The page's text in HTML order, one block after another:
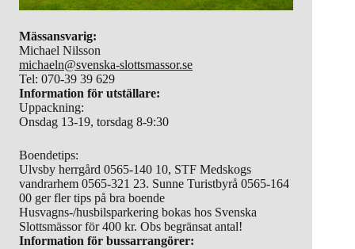
Mässansvarig:
Michael Nilsson
michaeln@svenska-slottsmassor.se
Tel: 070-39 39 629
Information för utställare:
Uppackning:
Onsdag 13-19, torsdag 8-9:30
Boendetips:
Ulvsby herrgård 0565-140 10, STF Medskogs
vandrarhem 0565-321 23. Sunne Turistbyrå 0565-164
00 ger fler tips på bra boende
Husvagns-/husbilsparkering bokas hos Svenska
Slottsmässor för 400 kr. Obs begränsat antal!
Information för bussarrangörer: